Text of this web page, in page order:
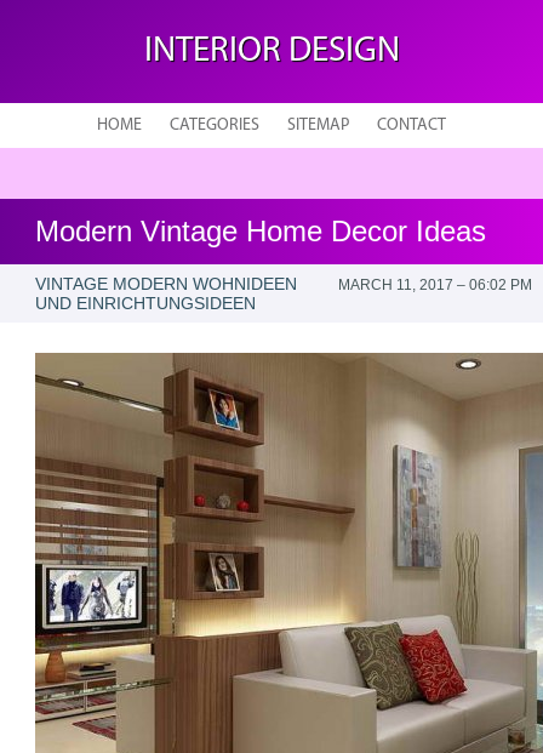
INTERIOR DESIGN
HOME CATEGORIES SITEMAP CONTACT
Modern Vintage Home Decor Ideas
VINTAGE MODERN WOHNIDEEN
UND EINRICHTUNGSIDEEN
MARCH 11, 2017 – 06:02 PM